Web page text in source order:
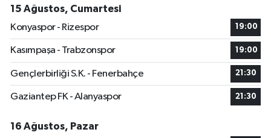
15 Ağustos, Cumartesi
Konyaspor - Rizespor
19:00
Kasımpaşa - Trabzonspor 19:00
Gençlerbirliği S.K. - Fenerbahçe 21:30
Gaziantep FK - Alanyaspor 21:30
16 Ağustos, Pazar